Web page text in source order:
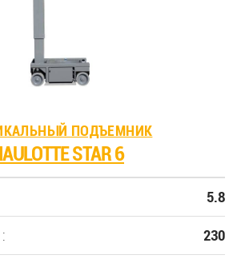
ПОДЪЕМНИК
STAR 6
5.8
230